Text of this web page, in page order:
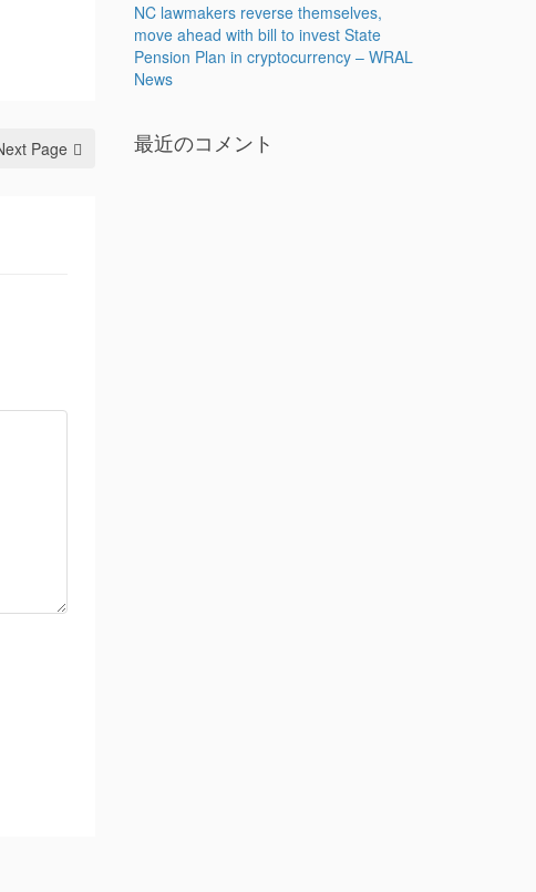
Page
NC lawmakers reverse themselves,
move ahead with bill to invest State
Pension Plan in cryptocurrency – WRAL
News
最近のコメント